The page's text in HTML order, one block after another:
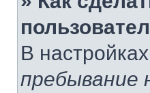
В
пребывание